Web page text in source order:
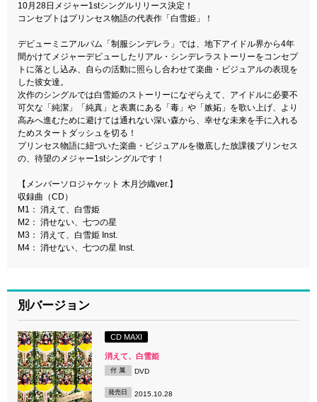
10月28日メジャー1stシングルリリース決定！
コンセプトはプリンセス物語の代表作「白雪姫」！
デビューミニアルバム「制服シンデレラ」では、地下アイドル界から4年
間かけてメジャーデビューしたリアル・シンデレラストーリーをコンセプ
トに落とし込み、自らの活動に照らし合わせて楽曲・ビジュアルの表現を
した彼女達。
次作のシングルでは白雪姫のストーリーになぞらえて、アイドルに必要不
可欠な「純潔」「純真」と表裏にある「毒」や「嫉妬」を歌い上げ、より
高みへ進むために避けては通れない深い森から、幸せな未来を手に入れる
ためスタートダッシュを切る！
プリンセス物語に紐づいた楽曲・ビジュアルを徹底した放課後プリンセス
の、待望のメジャー1stシングルです！
【メンバーソロジャケット 木月沙織ver.】
収録曲（CD）
M1： 消えて、白雪姫
M2： 消せない、七つの星
M3： 消えて、白雪姫 Inst.
M4： 消せない、七つの星 Inst.
別バージョン
CD MAXI
消えて、白雪姫
付 属 DVD
発売日 2015.10.28